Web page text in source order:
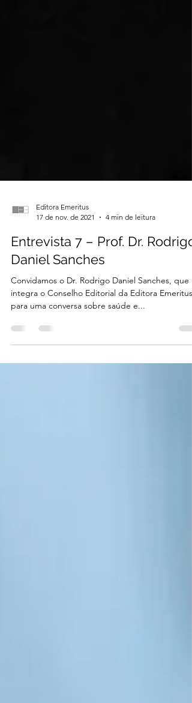
17 de nov. de 2021
4 min de leitura
Entrevista 7 – Prof. Dr. Rodrigo
Daniel Sanches
Convidamos o Dr. Rodrigo Daniel Sanches, que
integra o Conselho Editorial da Editora Emeritus,
para uma conversa sobre saúde e...